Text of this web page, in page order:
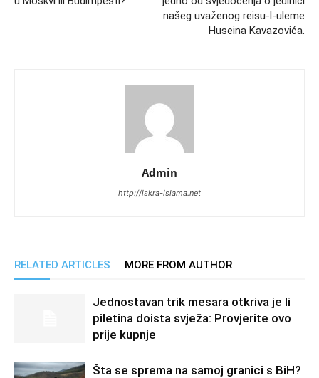
našeg uvaženog reisu-l-uleme
Huseina Kavazovića.
Admin
http://iskra-islama.net
RELATED ARTICLES MORE FROM AUTHOR
Jednostavan trik mesara otkriva je li
piletina doista svježa: Provjerite ovo
prije kupnje
Šta se sprema na samoj granici s BiH?